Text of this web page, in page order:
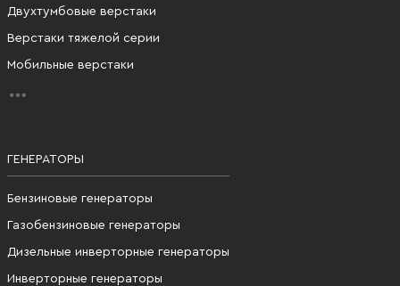
Двухтумбовые верстаки
Верстаки тяжелой серии
Мобильные верстаки
ГЕНЕРАТОРЫ
Бензиновые генераторы
Газобензиновые генераторы
Дизельные инверторные генераторы
Инверторные генераторы